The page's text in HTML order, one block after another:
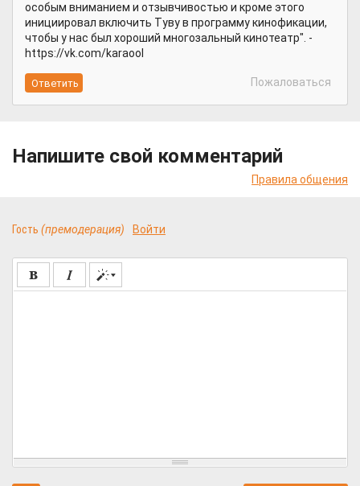
особым вниманием и отзывчивостью и кроме этого
инициировал включить Туву в программу кинофикации,
чтобы у нас был хороший многозальный кинотеатр". -
https://vk.com/karaool
Пожаловаться
Напишите свой комментарий
Правила общения
Гость (премодерация) Войти